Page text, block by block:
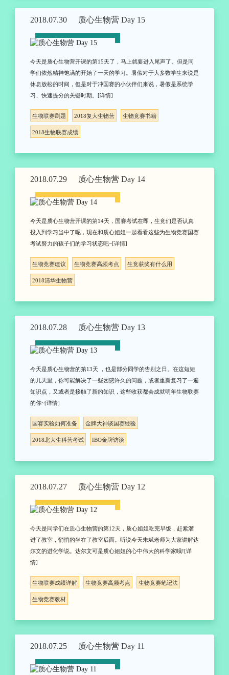
2018.07.30 质心生物营 Day 15
今天是质心生物营开课的第15天了，马上就要进入尾声了。但是同
学们依然精神饱满的开始了一天的学习。暑假对于大多数学生来说是
休息放松的时间，但是对于冲国赛的小伙伴们来说，暑假是系统学
习、快速提分的关键时期。[详情]
生物联赛刷题 2018复大生物营 生物竞赛书籍
2018生物联赛成绩
2018.07.29 质心生物营 Day 14
今天是质心生物营开课的第14天，国赛考试在即，生竞们是否认真
投入到学习当中了呢，现在和质心姐姐一起看看这些为生物竞赛国赛
考试努力的孩子们的学习状态吧~[详情]
生物竞赛建议 生物竞赛高频考点 生竞获奖有什么用
2018清华生物营
2018.07.28 质心生物营 Day 13
今天是质心生物营的第13天 ，也是部分同学的告别之日。在这短短
的几天里，你可能解决了一些困惑许久的问题，或者重新复习了一遍
知识点，又或者是接触了新的知识，这些收获都会成就明年生物联赛
的你~[详情]
国赛实验如何准备 金牌大神谈国赛经验
2018北大生科营考试 IBO金牌访谈
2018.07.27 质心生物营 Day 12
今天是同学们在质心生物营的第12天，质心姐姐吃完早饭，赶紧溜
进了教室，悄悄的坐在了教室后面。听说今天朱斌老师为大家讲解达
尔文的进化学说。达尔文可是质心姐姐的心中伟大的科学家哦![详
情]
生物联赛成绩详解 生物竞赛高频考点 生物竞赛笔记法
生物竞赛教材
2018.07.25 质心生物营 Day 11